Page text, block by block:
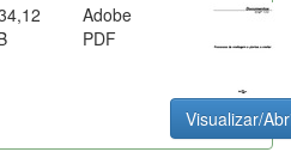
Adobe
PDF
Visualizar/